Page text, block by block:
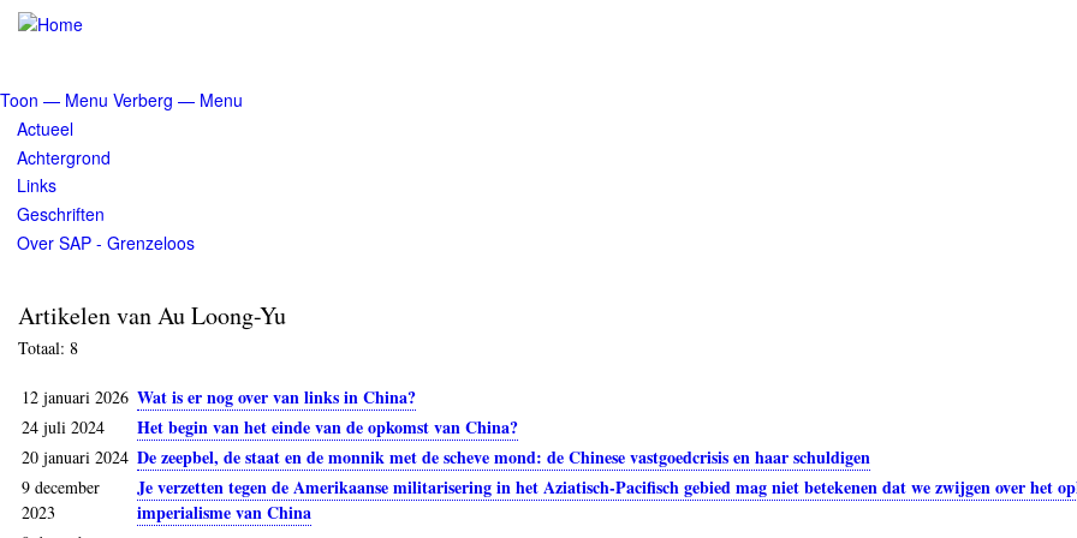
Overslaan
de
inhoud
gaan
Menu
Toon — Menu Verberg — Menu
Actueel
Achtergrond
Links
Geschriften
Over SAP - Grenzeloos
Artikelen van Au Loong-Yu
Totaal: 8
12 januari 2026 Wat is er nog over van links in China?
24 juli 2024 Het begin van het einde van de opkomst van China?
20 januari 2024 De zeepbel, de staat en de monnik met de scheve mond: de Chinese vastgoedcrisis en haar schuldigen
9 december
2023
Je verzetten tegen de Amerikaanse militarisering in het Aziatisch-Pacifisch gebied mag niet betekenen dat we zwijgen over het
imperialisme van China